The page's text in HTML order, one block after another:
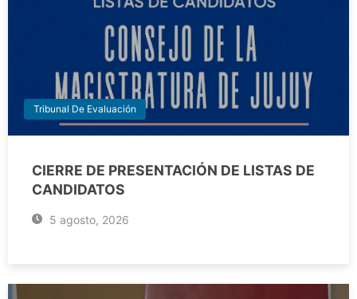
Tribunal De Evaluación
CIERRE DE PRESENTACIÓN DE LISTAS DE
CANDIDATOS
5 agosto, 2026